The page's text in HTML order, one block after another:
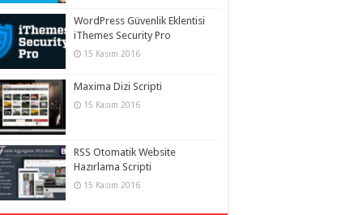
WordPress Güvenlik Eklentisi
iThemes Security Pro
15 Kasım 2016
Maxima Dizi Scripti
15 Kasım 2016
RSS Otomatik Website
Hazırlama Scripti
15 Kasım 2016